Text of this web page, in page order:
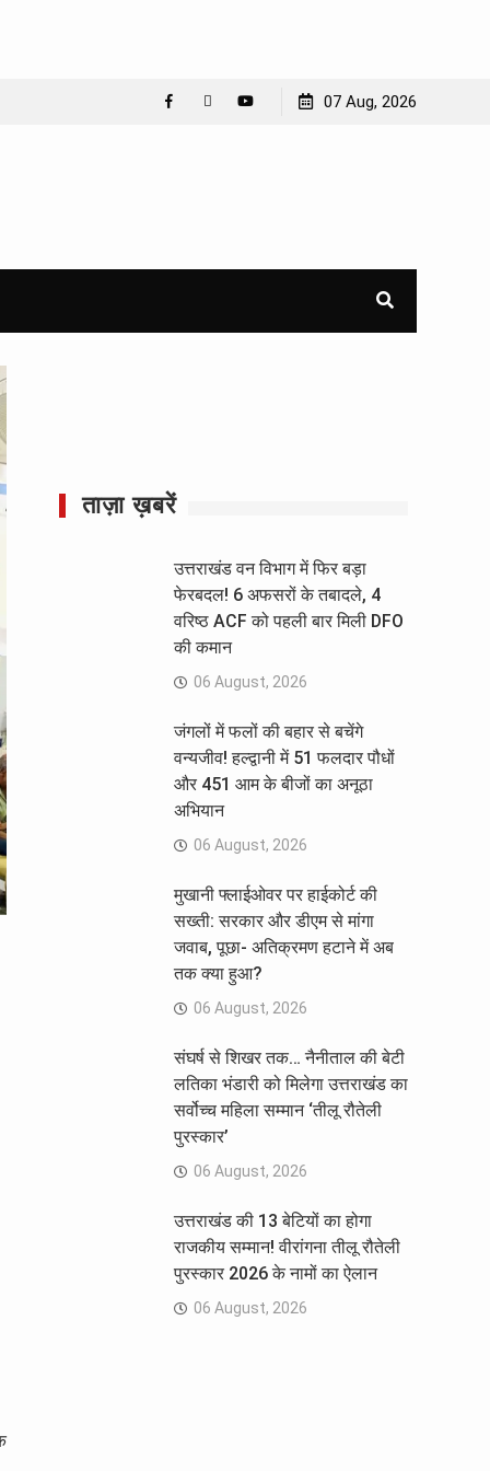
07 Aug, 2026
ताज़ा ख़बरें
उत्तराखंड वन विभाग में फिर बड़ा
फेरबदल! 6 अफसरों के तबादले, 4
वरिष्ठ ACF को पहली बार मिली DFO
की कमान
06 August, 2026
जंगलों में फलों की बहार से बचेंगे
वन्यजीव! हल्द्वानी में 51 फलदार पौधों
और 451 आम के बीजों का अनूठा
अभियान
06 August, 2026
मुखानी फ्लाईओवर पर हाईकोर्ट की
सख्ती: सरकार और डीएम से मांगा
जवाब, पूछा- अतिक्रमण हटाने में अब
तक क्या हुआ?
06 August, 2026
संघर्ष से शिखर तक… नैनीताल की बेटी
लतिका भंडारी को मिलेगा उत्तराखंड का
सर्वोच्च महिला सम्मान ‘तीलू रौतेली
पुरस्कार’
06 August, 2026
उत्तराखंड की 13 बेटियों का होगा
राजकीय सम्मान! वीरांगना तीलू रौतेली
पुरस्कार 2026 के नामों का ऐलान
06 August, 2026